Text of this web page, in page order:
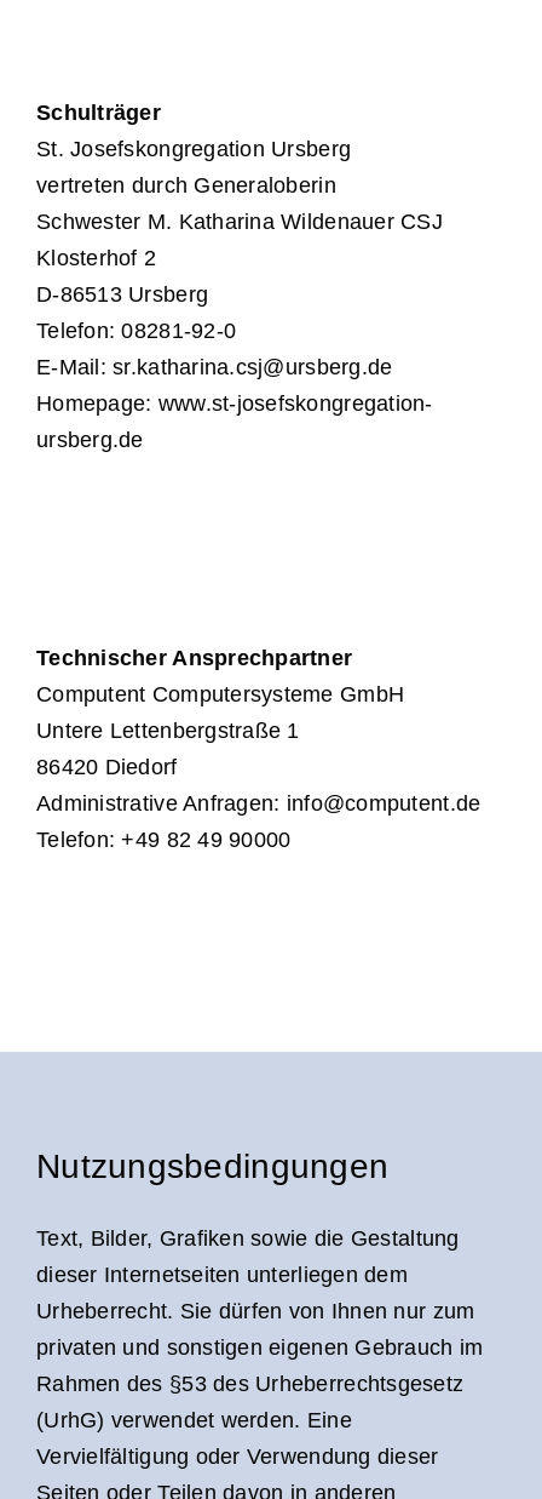
Schulträger
St. Josefskongregation Ursberg
vertreten durch Generaloberin
Schwester M. Katharina Wildenauer CSJ
Klosterhof 2
D-86513 Ursberg
Telefon: 08281-92-0
E-Mail:sr.katharina.csj@ursberg.de
Homepage: www.st-josefskongregation-
ursberg.de
Technischer Ansprechpartner
Computent Computersysteme GmbH
Untere Lettenbergstraße 1
86420 Diedorf
Administrative Anfragen: info@computent.de
Telefon: +49 82 49 90000
Nutzungsbedingungen
Text, Bilder, Grafiken sowie die Gestaltung
dieser Internetseiten unterliegen dem
Urheberrecht. Sie dürfen von Ihnen nur zum
privaten und sonstigen eigenen Gebrauch im
Rahmen des §53 des Urheberrechtsgesetz
(UrhG) verwendet werden. Eine
Vervielfältigung oder Verwendung dieser
Seiten oder Teilen davon in anderen